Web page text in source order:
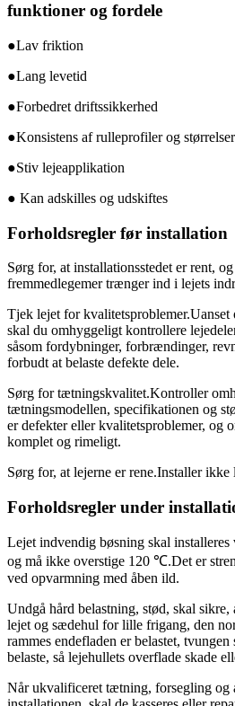
funktioner og fordele
●Lav friktion
●Lang levetid
●Forbedret driftssikkerhed
●Konsistens af rulleprofiler og størrelser
●Stiv lejeapplikation
● Kan adskilles og udskiftes
Forholdsregler før installation
Sørg for, at installationsstedet er rent,
fremmedlegemer trænger ind i lejets
Tjek lejet for kvalitetsproblemer.Uanset
skal du omhyggeligt kontrollere
såsom fordybninger, forbrændinger,
forbudt at belaste defekte dele.
Sørg for tætningskvalitet.Kontroller
tætningsmodellen, specifikationen og
er defekter eller kvalitetsproblemer, og
komplet og rimeligt.
Sørg for, at lejerne er rene.Installer
Forholdsregler under
Lejet indvendig bøsning skal
og må ikke overstige 120 ℃.Det er
ved opvarmning med åben ild.
Undgå hård belastning, stød, skal sikre,
lejet og sædehul for lille frigang, den
rammes endefladen er belastet,
belaste, så lejehullets overflade skade
Når ukvalificeret tætning, forsegling og